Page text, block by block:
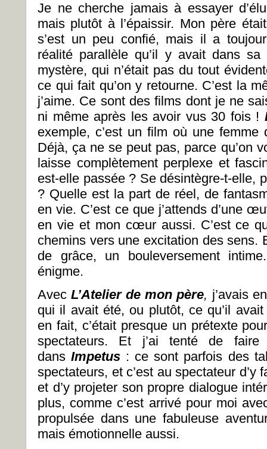
Je ne cherche jamais à essayer
mais plutôt à l’épaissir. Mon père
s’est un peu confié, mais il a
réalité parallèle qu’il y avait dans
mystère, qui n’était pas du tout
ce qui fait qu’on y retourne. C’est la
j’aime. Ce sont des films dont je ne
ni même après les avoir vus 30 fois !
exemple, c’est un film où une
Déjà, ça ne se peut pas, parce qu’on
laisse complètement perplexe et
est-elle passée ? Se désintègre-t-elle,
? Quelle est la part de réel, de
en vie. C’est ce que j’attends d’une
en vie et mon cœur aussi. C’est ce
chemins vers une excitation des sens.
de grâce, un bouleversement
énigme.
AvecL’Atelier de monpère, j’avais
qui il avait été, ou plutôt, ce qu’il
en fait, c’était presque un prétexte
spectateurs. Et j’ai tenté de
dansImpetus : ce sont parfois des
spectateurs, et c’est au spectateur d’y
et d’y projeter son propre dialogue
plus, comme c’est arrivé pour moi
propulsée dans une fabuleuse
mais émotionnelle aussi.